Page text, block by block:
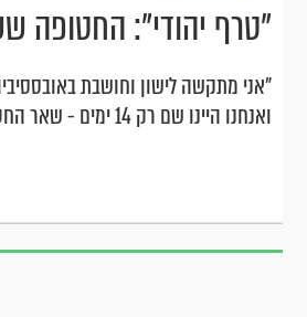
"טרף יהודי": החטופה
"אני מתקשה לישון וחושבת
ואנחנו היינו שם רק 14 ימים - שאר החטופים 150 ימים שם. אני לא יכולה לדמיין מה מצבם עכשיו"